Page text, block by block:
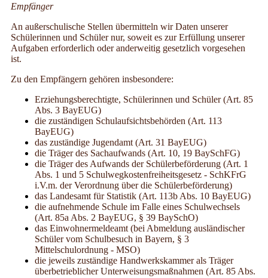
Empfänger
An außerschulische Stellen übermitteln wir Daten unserer
Schülerinnen und Schüler nur, soweit es zur Erfüllung unserer
Aufgaben erforderlich oder anderweitig gesetzlich vorgesehen
ist.
Zu den Empfängern gehören insbesondere:
Erziehungsberechtigte, Schülerinnen und Schüler (Art. 85
Abs. 3 BayEUG)
die zuständigen Schulaufsichtsbehörden (Art. 113
BayEUG)
das zuständige Jugendamt (Art. 31 BayEUG)
die Träger des Sachaufwands (Art. 10, 19 BaySchFG)
die Träger des Aufwands der Schülerbeförderung (Art. 1
Abs. 1 und 5 Schulwegkostenfreiheitsgesetz - SchKFrG
i.V.m. der Verordnung über die Schülerbeförderung)
das Landesamt für Statistik (Art. 113b Abs. 10 BayEUG)
die aufnehmende Schule im Falle eines Schulwechsels
(Art. 85a Abs. 2 BayEUG, § 39 BaySchO)
das Einwohnermeldeamt (bei Abmeldung ausländischer
Schüler vom Schulbesuch in Bayern, § 3
Mittelschulordnung - MSO)
die jeweils zuständige Handwerkskammer als Träger
überbetrieblicher Unterweisungsmaßnahmen (Art. 85 Abs.